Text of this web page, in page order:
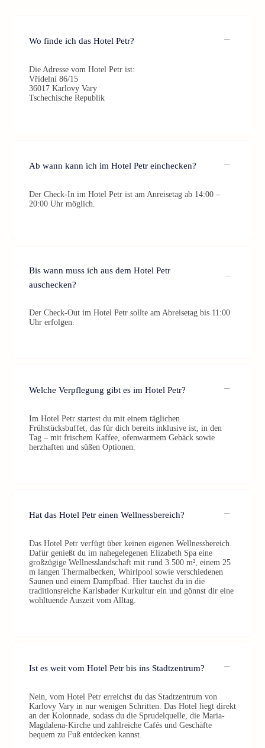
Wo finde ich das Hotel Petr?
Die Adresse vom Hotel Petr ist:
Vřídelní 86/15
36017 Karlovy Vary
Tschechische Republik
Ab wann kann ich im Hotel Petr einchecken?
Der Check-In im Hotel Petr ist am Anreisetag ab 14:00 –
20:00 Uhr möglich.
Bis wann muss ich aus dem Hotel Petr
auschecken?
Der Check-Out im Hotel Petr sollte am Abreisetag bis 11:00
Uhr erfolgen.
Welche Verpflegung gibt es im Hotel Petr?
Im Hotel Petr startest du mit einem täglichen
Frühstücksbuffet, das für dich bereits inklusive ist, in den
Tag – mit frischem Kaffee, ofenwarmem Gebäck sowie
herzhaften und süßen Optionen.
Hat das Hotel Petr einen Wellnessbereich?
Das Hotel Petr verfügt über keinen eigenen Wellnessbereich.
Dafür genießt du im nahegelegenen Elizabeth Spa eine
großzügige Wellnesslandschaft mit rund 3.500 m², einem 25
m langen Thermalbecken, Whirlpool sowie verschiedenen
Saunen und einem Dampfbad. Hier tauchst du in die
traditionsreiche Karlsbader Kurkultur ein und gönnst dir eine
wohltuende Auszeit vom Alltag.
Ist es weit vom Hotel Petr bis ins Stadtzentrum?
Nein, vom Hotel Petr erreichst du das Stadtzentrum von
Karlovy Vary in nur wenigen Schritten. Das Hotel liegt direkt
an der Kolonnade, sodass du die Sprudelquelle, die Maria-
Magdalena-Kirche und zahlreiche Cafés und Geschäfte
bequem zu Fuß entdecken kannst.